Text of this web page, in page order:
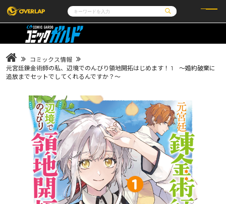
コミック
LiQulle
ラブパルフェ
ライトノベル
ロサージュノベルス
その他
コミックエッセイ
ポケットモンスター
通販・NEWS
企業
会社概要
採用情報
アクセス
オーバーラップホールディングス
お問い合わせはこちら
オーバーラップ文庫
オーバーラップノベルス
オーバーラップノベルスf
コミックス情報
元宮廷錬金術師の私、辺境でのんびり領地開拓はじめます！ 1 ～婚約破棄に
追放までセットでしてくれるんですか？～